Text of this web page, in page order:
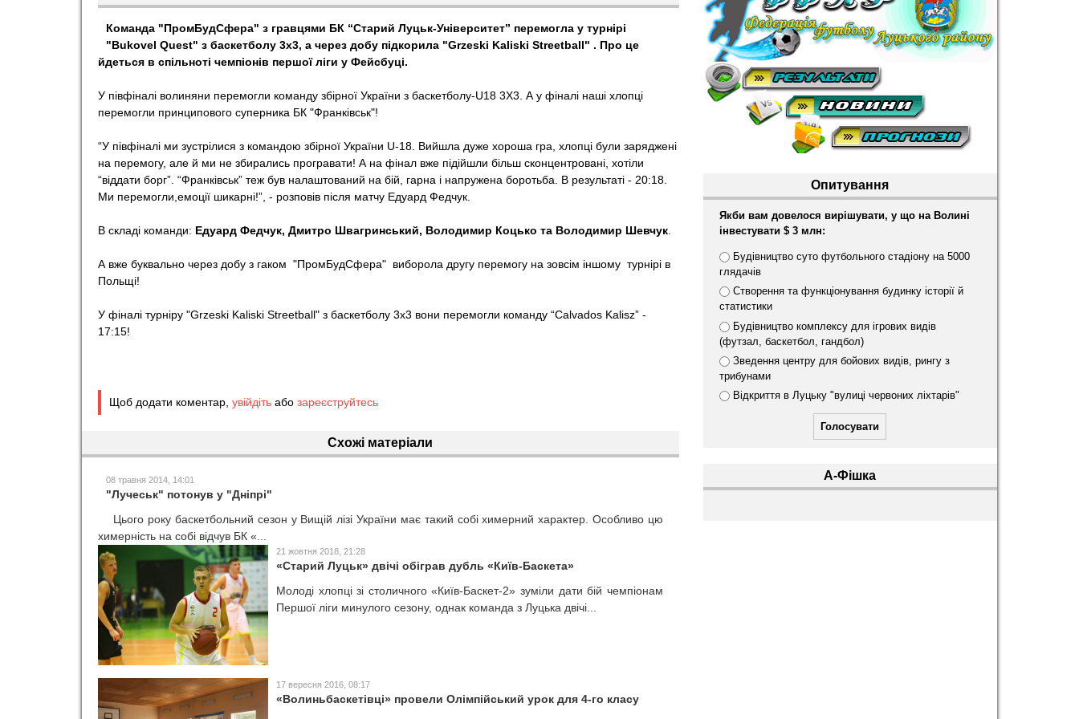
r
t
Команда "ПромБудСфера" з гравцями БК “Старий Луцьк-Університет” перемогла у турнірі
"Bukovel Quest" з баскетболу 3х3, а через добу підкорила "Grzeski Kaliski Streetball" . Про це
йдеться в спільноті чемпіонів першої ліги у Фейсбуці.
У півфіналі волиняни перемогли команду збірної України з баскетболу-U18 3Х3. А у фіналі наші хлопці
перемогли принципового суперника БК "Франківськ"!
“У півфіналі ми зустрілися з командою збірної України U-18. Вийшла дуже хороша гра, хлопці були заряджені
на перемогу, але й ми не збирались програвати! А на фінал вже підійшли більш сконцентровані, хотіли
“віддати борг”. “Франківськ” теж був налаштований на бій, гарна і напружена боротьба. В результаті - 20:18.
Ми перемогли,емоції шикарні!”, - розповів після матчу Едуард Федчук.
В складі команди: Едуард Федчук, Дмитро Швагринський, Володимир Коцько та Володимир Шевчук
А вже буквально через добу з гаком "ПромБудСфера" виборола другу перемогу на зовсім іншому турнірі в
Польщі!
У фіналі турніру "Grzeski Kaliski Streetball" з баскетболу 3х3 вони перемогли команду “Calvados Kalisz” -
17:15!
Щоб додати коментар, увійдіть або зареєструйтесь
Схожі матеріали
08 травня 2014, 14:01
"Лучеськ" потонув у "Дніпрі"
Цього року баскетбольний сезон у Вищій лізі України має такий собі химерний характер. Особливо цю
химерність на собі відчув БК «...
21 жовтня 2018, 21:28
«Старий Луцьк» двічі обіграв дубль «Київ-Баскета»
Молоді хлопці зі столичного «Київ-Баскет-2» зуміли дати бій чемпіонам
Першої ліги минулого сезону, однак команда з Луцька двічі...
17 вересня 2016, 08:17
«Волиньбаскетівці» провели Олімпійський урок для 4-го класу
Опитування
Якби вам довелося вирішувати, у що на Волині
інвестувати $ 3 млн:
В
а
р
і
н
т
и
Будівництво суто футбольного стадіону на 5000
глядачів
Створення та функціонування будинку історії й
статистики
Будівництво комплексу для ігрових видів
(футзал, баскетбол, гандбол)
Зведення центру для бойових видів, рингу з
трибунами
Відкриття в Луцьку "вулиці червоних ліхтарів"
А-Фішка